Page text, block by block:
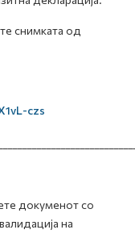
снимката од
czs
докуменот со
на